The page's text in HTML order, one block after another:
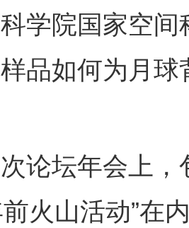
学院国家空
品如何为月
坛年会上，
火山活动”在